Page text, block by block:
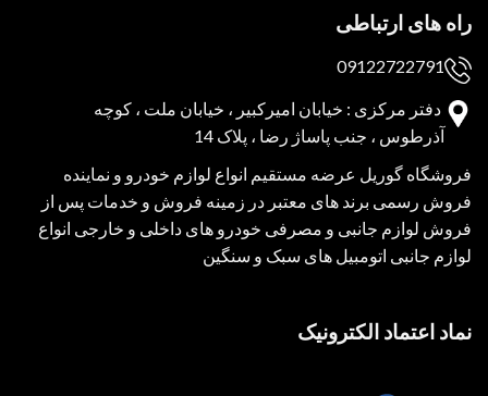
راه های ارتباطی
09122722791
دفتر مرکزی : خیابان امیرکبیر ، خیابان ملت ، کوچه
آذرطوس ، جنب پاساژ رضا ، پلاک 14
فروشگاه گوریل عرضه مستقیم انواع لوازم خودرو و نماینده
فروش رسمی برند های معتبر در زمینه فروش و خدمات پس از
فروش لوازم جانبی و مصرفی خودرو های داخلی و خارجی انواع
لوازم جانبی اتومبیل های سبک و سنگین
نماد اعتماد الکترونیک